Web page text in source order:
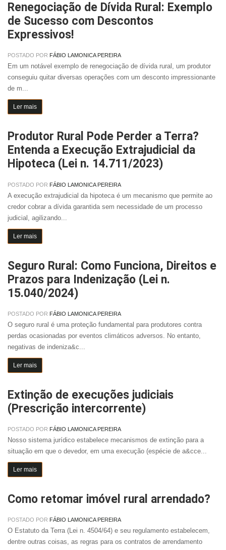
Renegociação de Dívida Rural: Exemplo
de Sucesso com Descontos
Expressivos!
POSTADO POR FÁBIO LAMONICA PEREIRA
Em um notável exemplo de renegociação de dívida rural, um produtor
conseguiu quitar diversas operações com um desconto impressionante
de m...
Ler mais
Produtor Rural Pode Perder a Terra?
Entenda a Execução Extrajudicial da
Hipoteca (Lei n. 14.711/2023)
POSTADO POR FÁBIO LAMONICA PEREIRA
A execução extrajudicial da hipoteca é um mecanismo que permite ao
credor cobrar a dívida garantida sem necessidade de um processo
judicial, agilizando...
Ler mais
Seguro Rural: Como Funciona, Direitos e
Prazos para Indenização (Lei n.
15.040/2024)
POSTADO POR FÁBIO LAMONICA PEREIRA
O seguro rural é uma proteção fundamental para produtores contra
perdas ocasionadas por eventos climáticos adversos. No entanto,
negativas de indeniza&c...
Ler mais
Extinção de execuções judiciais
(Prescrição intercorrente)
POSTADO POR FÁBIO LAMONICA PEREIRA
Nosso sistema jurídico estabelece mecanismos de extinção para a
situação em que o devedor, em uma execução (espécie de a&cce...
Ler mais
Como retomar imóvel rural arrendado?
POSTADO POR FÁBIO LAMONICA PEREIRA
O Estatuto da Terra (Lei n. 4504/64) e seu regulamento estabelecem,
dentre outras coisas, as regras para os contratos de arrendamento